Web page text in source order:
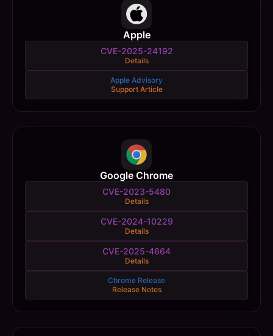
Apple
CVE-2025-24192
Details
Apple Advisory
Support Article
Google Chrome
CVE-2023-5480
Details
CVE-2024-10229
Details
CVE-2025-4664
Details
Chrome Release
Release Notes